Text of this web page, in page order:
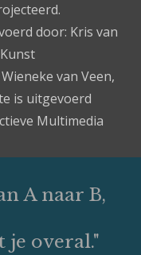
door: Kris van
van Veen,
is uitgevoerd
Multimedia
A naar B,
overal."